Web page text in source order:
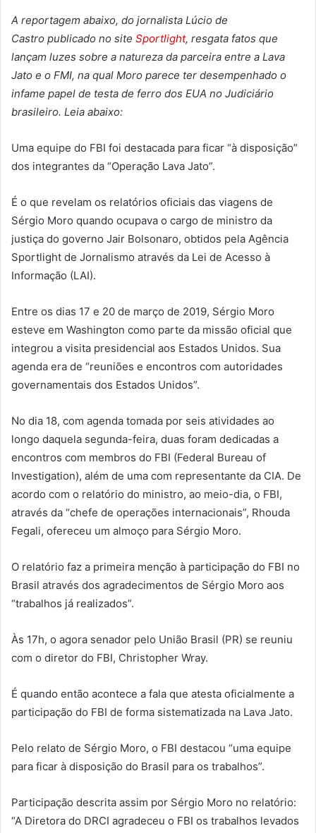
A reportagem abaixo, do jornalista Lúcio de
Castro publicado no site Sportlight, resgata fatos que
lançam luzes sobre a natureza da parceira entre a Lava
Jato e o FMI, na qual Moro parece ter desempenhado o
infame papel de testa de ferro dos EUA no Judiciário
brasileiro. Leia abaixo:
Uma equipe do FBI foi destacada para ficar “à disposição”
dos integrantes da “Operação Lava Jato”.
É o que revelam os relatórios oficiais das viagens de
Sérgio Moro quando ocupava o cargo de ministro da
justiça do governo Jair Bolsonaro, obtidos pela Agência
Sportlight de Jornalismo através da Lei de Acesso à
Informação (LAI).
Entre os dias 17 e 20 de março de 2019, Sérgio Moro
esteve em Washington como parte da missão oficial que
integrou a visita presidencial aos Estados Unidos. Sua
agenda era de “reuniões e encontros com autoridades
governamentais dos Estados Unidos”.
No dia 18, com agenda tomada por seis atividades ao
longo daquela segunda-feira, duas foram dedicadas a
encontros com membros do FBI (Federal Bureau of
Investigation), além de uma com representante da CIA. De
acordo com o relatório do ministro, ao meio-dia, o FBI,
através da “chefe de operações internacionais”, Rhouda
Fegali, ofereceu um almoço para Sérgio Moro.
O relatório faz a primeira menção à participação do FBI no
Brasil através dos agradecimentos de Sérgio Moro aos
“trabalhos já realizados”.
Às 17h, o agora senador pelo União Brasil (PR) se reuniu
com o diretor do FBI, Christopher Wray.
É quando então acontece a fala que atesta oficialmente a
participação do FBI de forma sistematizada na Lava Jato.
Pelo relato de Sérgio Moro, o FBI destacou “uma equipe
para ficar à disposição do Brasil para os trabalhos”.
Participação descrita assim por Sérgio Moro no relatório:
“A Diretora do DRCI agradeceu o FBI os trabalhos levados